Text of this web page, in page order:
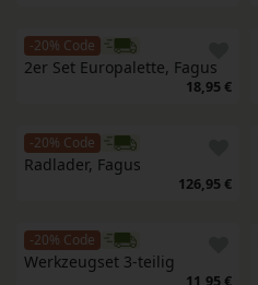
-20% Code
2er Set Europalette, Fagus
18,95 €
-20% Code
Radlader, Fagus
126,95 €
-20% Code
Werkzeugset 3-teilig
11,95 €